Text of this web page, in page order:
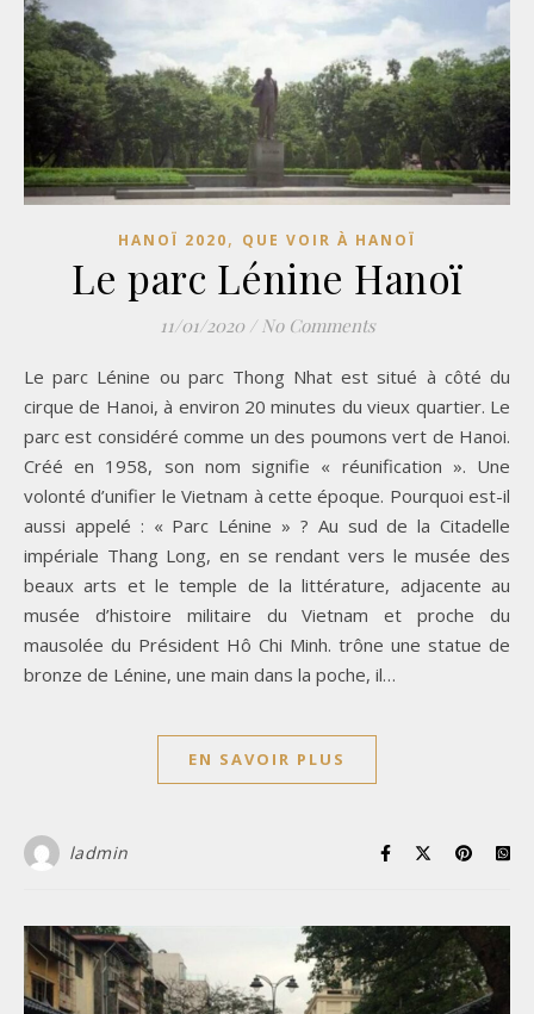
HANOÏ 2020, QUE VOIR À HANOÏ
Le parc Lénine Hanoï
11/01/2020 / No Comments
Le parc Lénine ou parc Thong Nhat est situé à côté du
cirque de Hanoi, à environ 20 minutes du vieux quartier. Le
parc est considéré comme un des poumons vert de Hanoi.
Créé en 1958, son nom signifie « réunification ». Une
volonté d’unifier le Vietnam à cette époque. Pourquoi est-il
aussi appelé : « Parc Lénine » ? Au sud de la Citadelle
impériale Thang Long, en se rendant vers le musée des
beaux arts et le temple de la littérature, adjacente au
musée d’histoire militaire du Vietnam et proche du
mausolée du Président Hô Chi Minh. trône une statue de
bronze de Lénine, une main dans la poche, il…
EN SAVOIR PLUS
ladmin